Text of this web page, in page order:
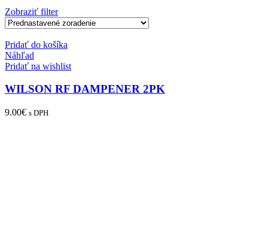
Zobraziť filter
Pridať do košíka
Náhľad
Pridať na wishlist
WILSON RF DAMPENER 2PK
9.00€ s DPH